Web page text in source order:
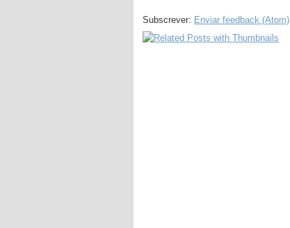
Subscrever: Enviar feedback (Atom)